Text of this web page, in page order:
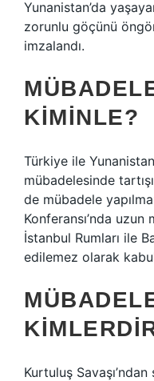
Yunanistan’da
zorunlu göçünü
imzalandı.
KIMINLE?
Türkiye ile
mübadelesinde
de mübadele
Konferansı’nda
İstanbul Rumları ile
edilemez olarak
Kurtuluş